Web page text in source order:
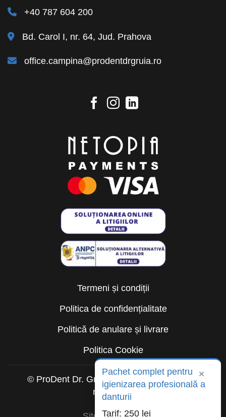
+40 787 604 200
Bd. Carol I, nr. 64, Jud. Prahova
office.campina@prodentdrgruia.ro
Termeni și condiții
Politica de confidențialitate
Politică de anulare și livrare
Politica Cookie
© ProDent Dr. Gruia 2026. Toate drepturile
rezervate.
×
Pachet complet pentru
igienizarea profesională a
danturii
Tarif: 250 lei